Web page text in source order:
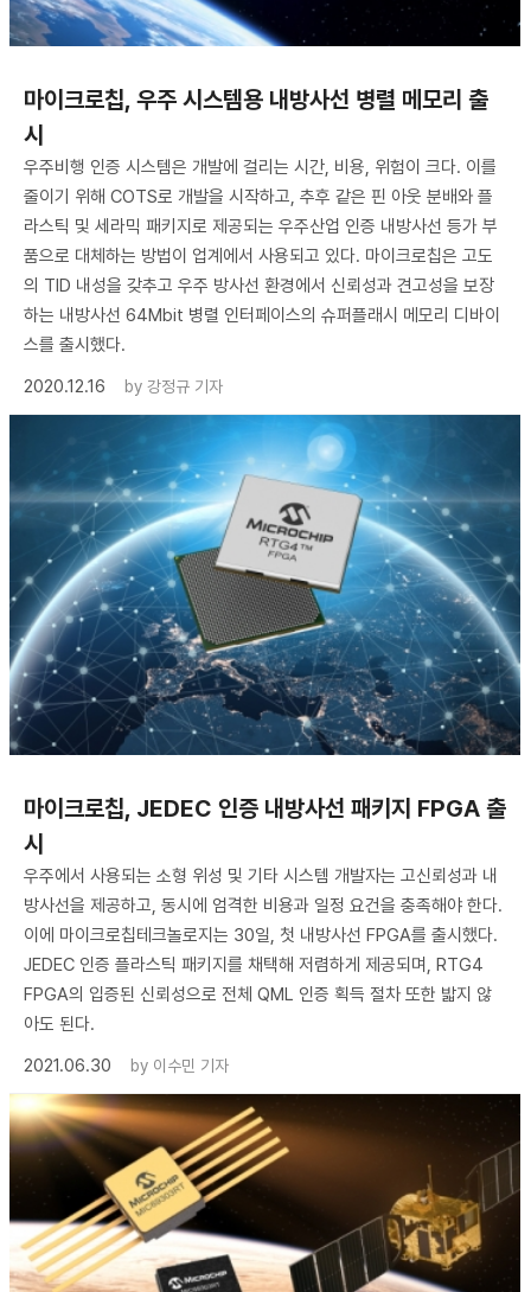
마이크로칩, 우주 시스템용 내방사선 병렬 메모리 출
시
우주비행 인증 시스템은 개발에 걸리는 시간, 비용, 위험이 크다. 이를
줄이기 위해 COTS로 개발을 시작하고, 추후 같은 핀 아웃 분배와 플
라스틱 및 세라믹 패키지로 제공되는 우주산업 인증 내방사선 등가 부
품으로 대체하는 방법이 업계에서 사용되고 있다. 마이크로칩은 고도
의 TID 내성을 갖추고 우주 방사선 환경에서 신뢰성과 견고성을 보장
하는 내방사선 64Mbit 병렬 인터페이스의 슈퍼플래시 메모리 디바이
스를 출시했다.
2020.12.16
by 강정규 기자
​마이크로칩, JEDEC 인증 내방사선 패키지 FPGA 출
시
우주에서 사용되는 소형 위성 및 기타 시스템 개발자는 고신뢰성과 내
방사선을 제공하고, 동시에 엄격한 비용과 일정 요건을 충족해야 한다.
이에 마이크로칩테크놀로지는 30일, 첫 내방사선 FPGA를 출시했다.
JEDEC 인증 플라스틱 패키지를 채택해 저렴하게 제공되며, RTG4
FPGA의 입증된 신뢰성으로 전체 QML 인증 획득 절차 또한 밟지 않
아도 된다.
2021.06.30
by 이수민 기자